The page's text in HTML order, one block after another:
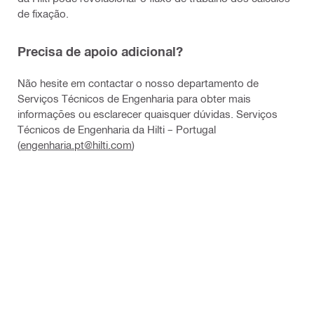
de fixação.
Precisa de apoio adicional?
Não hesite em contactar o nosso departamento de
Serviços Técnicos de Engenharia para obter mais
informações ou esclarecer quaisquer dúvidas. Serviços
Técnicos de Engenharia da Hilti – Portugal
(engenharia.pt@hilti.com)